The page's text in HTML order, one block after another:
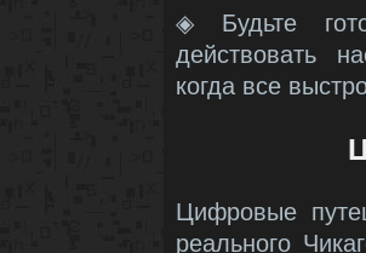
◈ Будьте
действовать
когда все
Цифровые
реального